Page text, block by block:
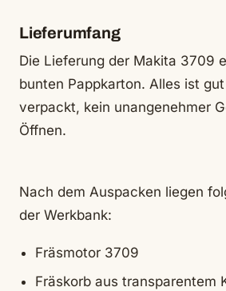
Lieferumfang
Die Lieferung der Makita 3709
bunten Pappkarton. Alles ist
verpackt, kein unangenehmer
Öffnen.
Nach dem Auspacken liegen
der Werkbank:
Fräsmotor 3709
Fräskorb aus transparentem